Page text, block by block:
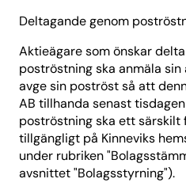
Deltagande genom
Aktieägare som önskar
poströstning ska anmäla
avge sin poströst så att
AB tillhanda senast
poströstning ska ett särskilt
tillgängligt på Kinneviks
under rubriken
avsnittet "Bolagsstyrning").